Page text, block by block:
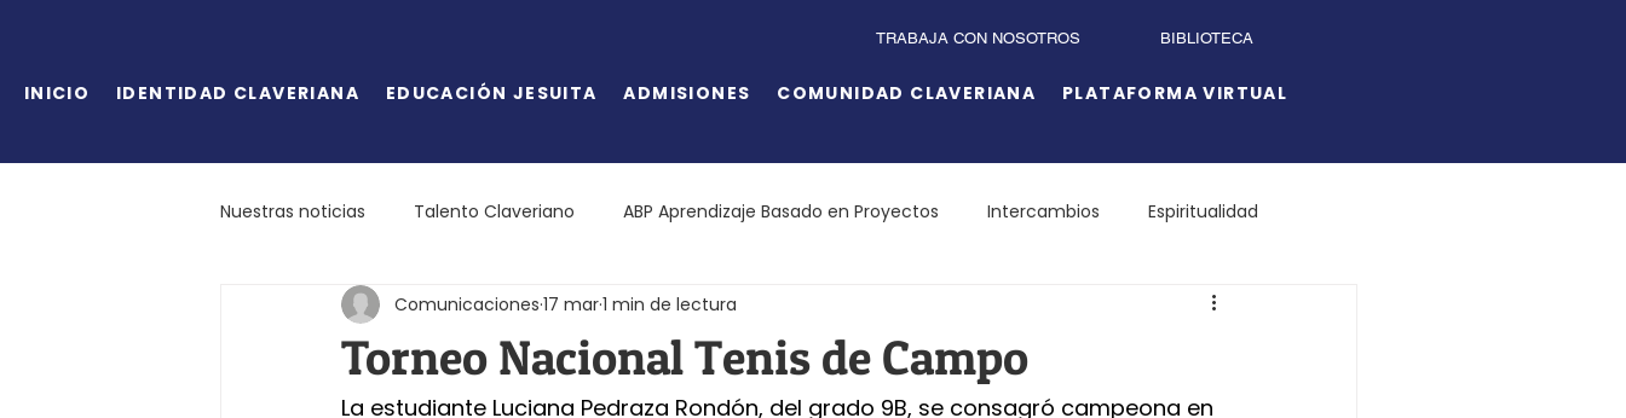
TRABAJA CON NOSOTROS BIBLIOTECA
INICIO IDENTIDAD CLAVERIANA EDUCACIÓN JESUITA ADMISIONES COMUNIDAD CLAVERIANA PLATAFORMA VIRTUAL
Nuestras noticias Talento Claveriano ABP Aprendizaje Basado en Proyectos Intercambios Espiritualidad
Torneo Nacional Tenis de Campo
Comunicaciones 17 mar1 min de lectura
La estudiante Luciana Pedraza Rondón, del grado 9B, se consagró campeona en